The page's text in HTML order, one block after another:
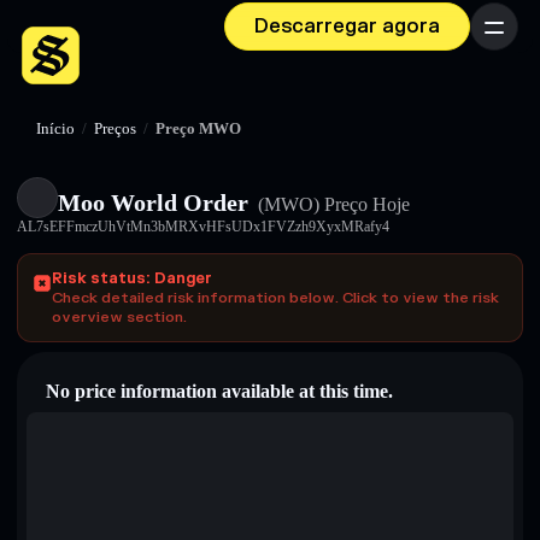
Descarregar agora Menu
Início / Preços / Preço MWO
Moo World Order (MWO) Preço Hoje
AL7sEFFmczUhVtMn3bMRXvHFsUDx1FVZzh9XyxMRafy4
Risk status: Danger
Check detailed risk information below. Click to view the risk
overview section.
No price information available at this time.